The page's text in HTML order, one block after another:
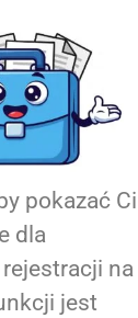
pokazać Ci
dla
na
jest